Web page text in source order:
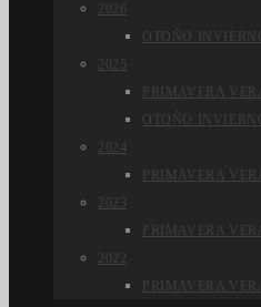
2026
OTOÑO
2025
PRIMAVERA
OTOÑO
2024
PRIMAVERA
2023
PRIMAVERA
2022
PRIMAVERA